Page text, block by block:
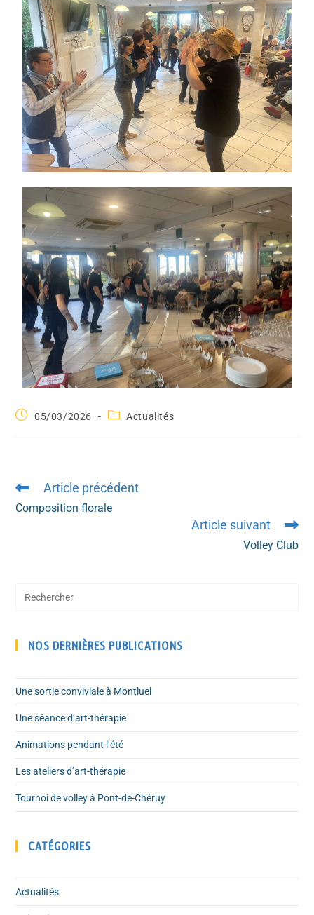
05/03/2026 Actualités
Article précédent
Composition florale
Article suivant
Volley Club
NOS DERNIÈRES PUBLICATIONS
Une sortie conviviale à Montluel
Une séance d’art-thérapie
Animations pendant l’été
Les ateliers d’art-thérapie
Tournoi de volley à Pont-de-Chéruy
CATÉGORIES
Actualités